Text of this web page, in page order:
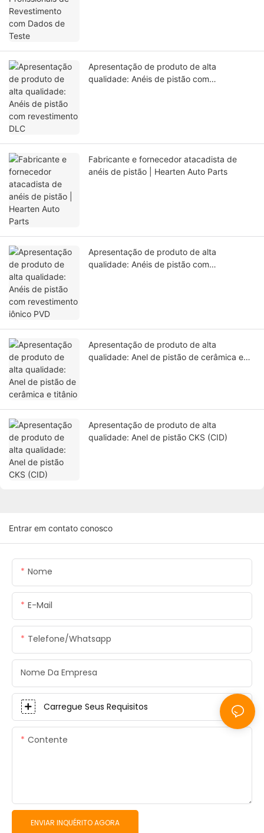
Apresentação de produto de alta
qualidade: Anéis de pistão com
Fabricante e fornecedor atacadista de
anéis de pistão | Hearten Auto Parts
Apresentação de produto de alta
qualidade: Anéis de pistão com
Apresentação de produto de alta
qualidade: Anel de pistão de cerâmica e
Apresentação de produto de alta
qualidade: Anel de pistão CKS (CID)
Entrar em contato conosco
Nome
E-Mail
Telefone/whatsapp
Nome Da Empresa
Carregue Seus Requisitos
Contente
ENVIAR INQUÉRITO AGORA